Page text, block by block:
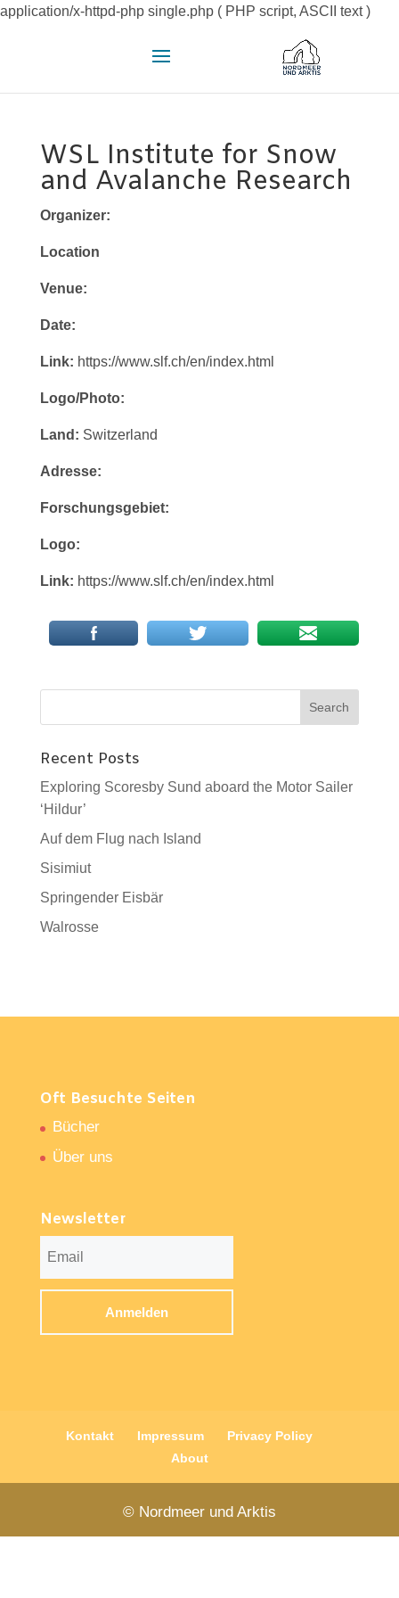
application/x-httpd-php single.php ( PHP script, ASCII text )
WSL Institute for Snow
and Avalanche Research
Organizer:
Location
Venue:
Date:
Link: https://www.slf.ch/en/index.html
Logo/Photo:
Land: Switzerland
Adresse:
Forschungsgebiet:
Logo:
Link: https://www.slf.ch/en/index.html
Recent Posts
Exploring Scoresby Sund aboard the Motor Sailer
‘Hildur’
Auf dem Flug nach Island
Sisimiut
Springender Eisbär
Walrosse
Oft Besuchte Seiten
Bücher
Über uns
Newsletter
Kontakt Impressum
Privacy Policy
About
© Nordmeer und Arktis